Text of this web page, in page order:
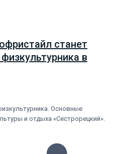
станет
в
Основные
и отдыха «Сестрорецкий».